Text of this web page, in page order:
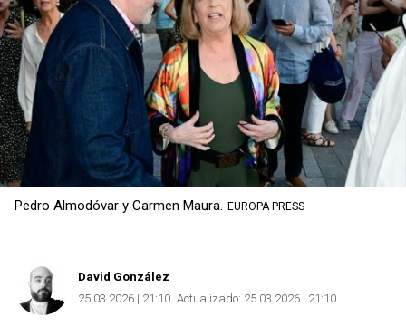
Copiar
Pedro Almodóvar y Carmen Maura. EUROPA PRESS
David González
25.03.2026 | 21:10 Actualizado: 25.03.2026 | 21:10